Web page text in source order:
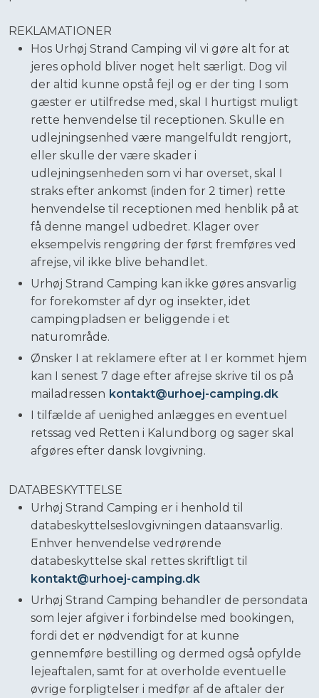
REKLAMATIONER
Hos Urhøj Strand Camping vil vi gøre alt for at
jeres ophold bliver noget helt særligt. Dog vil
der altid kunne opstå fejl og er der ting I som
gæster er utilfredse med, skal I hurtigst muligt
rette henvendelse til receptionen. Skulle en
udlejningsenhed være mangelfuldt rengjort,
eller skulle der være skader i
udlejningsenheden som vi har overset, skal I
straks efter ankomst (inden for 2 timer) rette
henvendelse til receptionen med henblik på at
få denne mangel udbedret. Klager over
eksempelvis rengøring der først fremføres ved
afrejse, vil ikke blive behandlet.
Urhøj Strand Camping kan ikke gøres ansvarlig
for forekomster af dyr og insekter, idet
campingpladsen er beliggende i et
naturområde.
Ønsker I at reklamere efter at I er kommet hjem
kan I senest 7 dage efter afrejse skrive til os på
mailadressen kontakt@urhoej-camping.dk
I tilfælde af uenighed anlægges en eventuel
retssag ved Retten i Kalundborg og sager skal
afgøres efter dansk lovgivning.
DATABESKYTTELSE
Urhøj Strand Camping er i henhold til
databeskyttelseslovgivningen dataansvarlig.
Enhver henvendelse vedrørende
databeskyttelse skal rettes skriftligt til
kontakt@urhoej-camping.dk
Urhøj Strand Camping behandler de persondata
som lejer afgiver i forbindelse med bookingen,
fordi det er nødvendigt for at kunne
gennemføre bestilling og dermed også opfylde
lejeaftalen, samt for at overholde eventuelle
øvrige forpligtelser i medfør af de aftaler der